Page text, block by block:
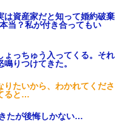
は資産家だと知って婚約破棄
当？私が付き合ってもい
ょっちゅう入ってくる。それ
りつけてきた。
たいから、わかれてくださ
ると…
たが後悔しかない…